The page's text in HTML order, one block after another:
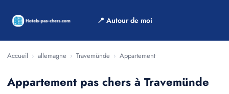
📍 Autour de moi
Accueil › allemagne › Travemünde › Appartement
Appartement pas chers à Travemünde